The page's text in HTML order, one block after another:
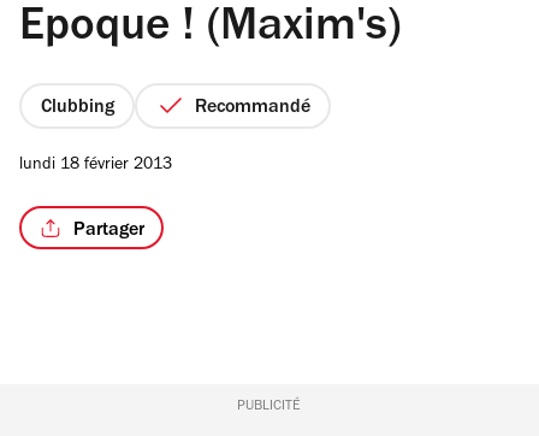
Epoque ! (Maxim's)
Clubbing Recommandé
lundi 18 février 2013
Partager
PUBLICITÉ